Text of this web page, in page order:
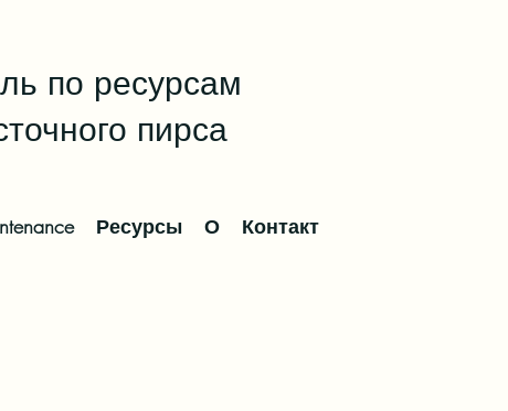
по ресурсам
пирса
Ресурсы О Контакт